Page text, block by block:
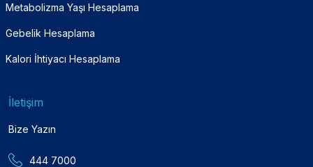
Metabolizma Yaşı Hesaplama
Gebelik Hesaplama
Kalori İhtiyacı Hesaplama
İletişim
Bize Yazın
444 7000